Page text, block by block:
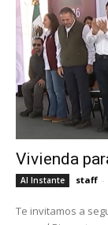
Vivienda
Al Instante staff -
Te invitamos a